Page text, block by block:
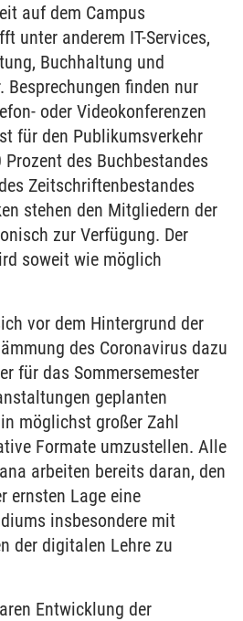
auf dem Campus
unter anderem IT-Services,
Buchhaltung und
Besprechungen finden nur
oder Videokonferenzen
für den Publikumsverkehr
des Buchbestandes
Zeitschriftenbestandes
stehen den Mitgliedern der
zur Verfügung. Der
soweit wie möglich
vor dem Hintergrund der
des Coronavirus dazu
für das Sommersemester
geplanten
möglichst großer Zahl
Formate umzustellen. Alle
arbeiten bereits daran, den
ernsten Lage eine
insbesondere mit
der digitalen Lehre zu
Entwicklung der